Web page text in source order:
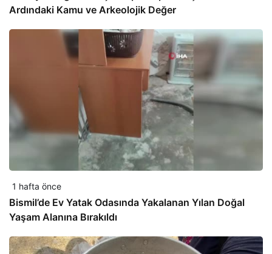
Ardındaki Kamu ve Arkeolojik Değer
1 hafta önce
Bismil’de Ev Yatak Odasında Yakalanan Yılan Doğal
Yaşam Alanına Bırakıldı